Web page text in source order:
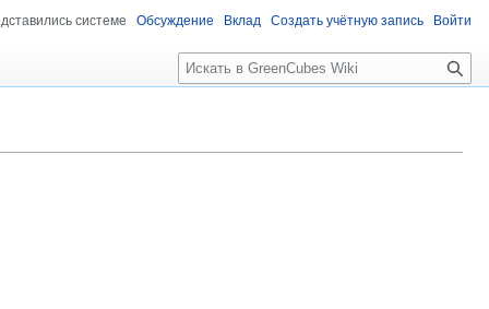
системе Обсуждение Вклад Создать учётную запись Войти
Поиск